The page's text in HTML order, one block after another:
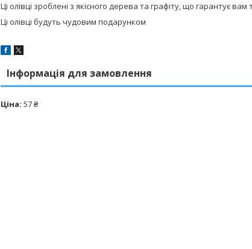
Ці олівці зроблені з якісного дерева та графіту, що гарантує
Ці олівці будуть чудовим подарунком
Інформація для замовлення
Ціна: 57 ₴